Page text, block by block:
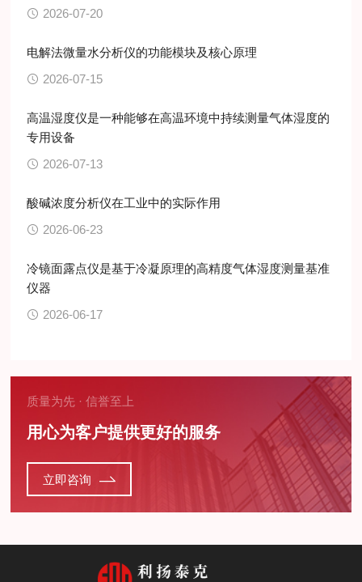
2026-07-20
电解法微量水分析仪的功能模块及核心原理
2026-07-15
高温湿度仪是一种能够在高温环境中持续测量气体湿度的
专用设备
2026-07-13
酸碱浓度分析仪在工业中的实际作用
2026-06-23
冷镜面露点仪是基于冷凝原理的高精度气体湿度测量基准
仪器
2026-06-17
质量为先 · 信誉至上
用心为客户提供更好的服务
立即咨询